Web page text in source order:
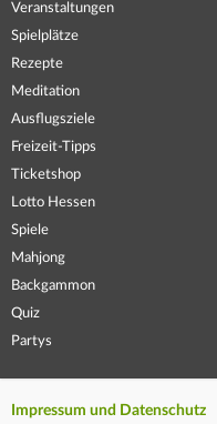
Veranstaltungen
Spielplätze
Rezepte
Meditation
Ausflugsziele
Freizeit-Tipps
Ticketshop
Lotto Hessen
Spiele
Mahjong
Backgammon
Quiz
Partys
Impressum und Datenschutz